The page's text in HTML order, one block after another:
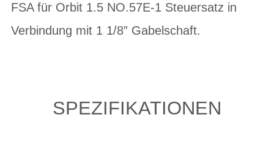
FSA für Orbit 1.5 NO.57E-1 Steuersatz in
Verbindung mit 1 1/8” Gabelschaft.
SPEZIFIKATIONEN